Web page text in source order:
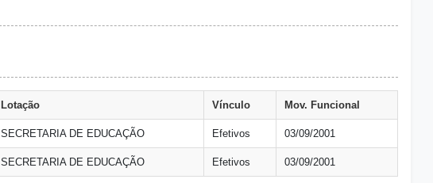
Lotação Vínculo Mov. Funcional
SECRETARIA DE EDUCAÇÃO Efetivos 03/09/2001
SECRETARIA DE EDUCAÇÃO Efetivos 03/09/2001